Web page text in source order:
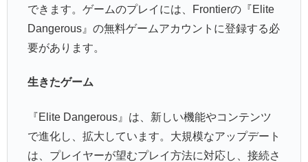
できます。ゲームのプレイには、Frontierの『Elite
Dangerous』の無料ゲームアカウントに登録する必
要があります。
生きたゲーム
『Elite Dangerous』は、新しい機能やコンテンツ
で進化し、拡大しています。大規模なアップデート
は、プレイヤーが望むプレイ方法に対応し、接続さ